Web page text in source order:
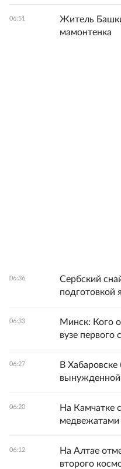
06:51
Житель
мамонтенка
06:36
Сербский
подготовкой
06:33
Минск: Кого
вузе первого
06:27
В Хабаровске
вынужденной
06:20
На Камчатке
медвежатами
06:12
На Алтае
второго